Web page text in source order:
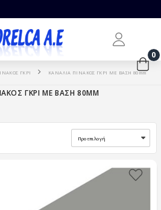
0
ΓΚΡΙ ΚΑΝΑΛΙΑ ΠΙΝΑΚΟΣ ΓΚΡΙ ΜΕ ΒΑΣΗ 80mm
ΓΚΡΙ ΜΕ ΒΑΣΗ 80MM